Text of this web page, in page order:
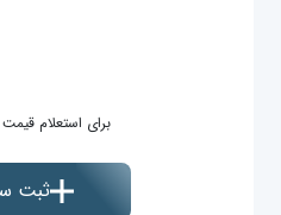
برای استعلام
ثبت